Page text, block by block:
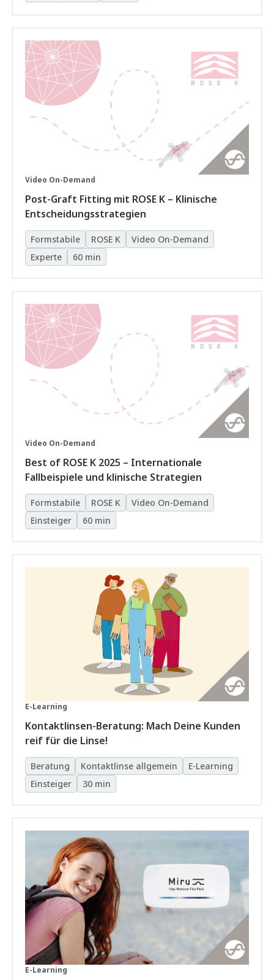
Video On-Demand
Post-Graft Fitting mit ROSE K – Klinische
Entscheidungsstrategien
Formstabile ROSE K
Video On-Demand
Experte
60 min
Video On-Demand
Best of ROSE K 2025 – Internationale
Fallbeispiele und klinische Strategien
Formstabile ROSE K
Video On-Demand
Einsteiger
60 min
E-Learning
Kontaktlinsen-Beratung: Mach Deine Kunden
reif für die Linse!
Beratung Kontaktlinse allgemein
E-Learning
Einsteiger
30 min
E-Learning